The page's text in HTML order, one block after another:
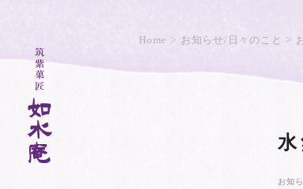
Home お知らせ/日々のこと
お知